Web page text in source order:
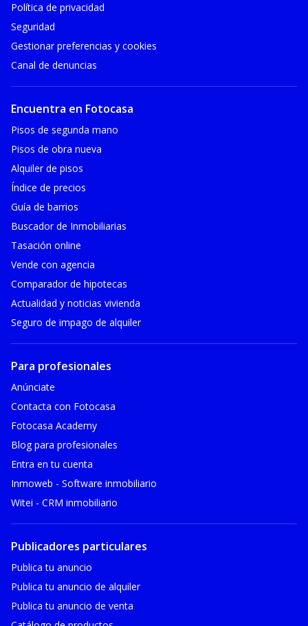
Política de privacidad
Seguridad
Gestionar preferencias y cookies
Canal de denuncias
Encuentra en Fotocasa
Pisos de segunda mano
Pisos de obra nueva
Alquiler de pisos
Índice de precios
Guía de barrios
Buscador de Inmobiliarias
Tasación online
Vende con agencia
Comparador de hipotecas
Actualidad y noticias vivienda
Seguro de impago de alquiler
Para profesionales
Anúnciate
Contacta con Fotocasa
Fotocasa Academy
Blog para profesionales
Entra en tu cuenta
Inmoweb - Software inmobiliario
Witei - CRM inmobiliario
Publicadores particulares
Publica tu anuncio
Publica tu anuncio de alquiler
Publica tu anuncio de venta